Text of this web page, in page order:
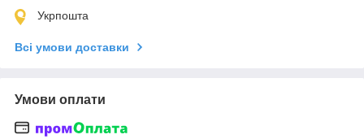
Укрпошта
Всі умови доставки
Умови оплати